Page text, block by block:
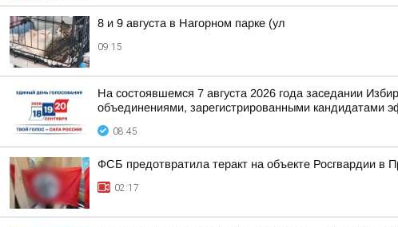
8 и 9 августа в Нагорном парке (ул
09:15
На состоявшемся 7 августа 2026 года заседании
объединениями, зарегистрированными кандидатами
08:45
ФСБ предотвратила теракт на объекте Росгвардии в
02:17